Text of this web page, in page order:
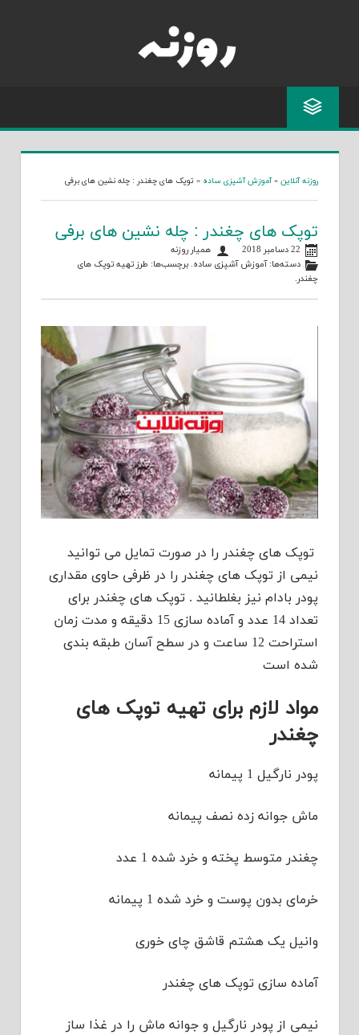
روزنه آنلاین »آموزش آشپزی ساده » توپک های چغندر : چله نشین های برفی
توپک های چغندر : چله نشین های برفی
22 دسامبر 2018
همیار روزنه
دسته‌ها:آموزش آشپزی ساده. برچسب‌ها: طرز تهیه توپک های
چغندر.
توپک های چغندر را در صورت تمایل می توانید
نیمی از توپک های چغندر را در ظرفی حاوی مقداری
پودر بادام نیز بغلطانید . توپک های چغندر برای
تعداد 14 عدد و آماده سازی 15 دقیقه و مدت زمان
استراحت 12 ساعت و در سطح آسان طبقه بندی
شده است
مواد لازم برای تهیه توپک های
چغندر
پودر نارگیل 1 پیمانه
ماش جوانه زده نصف پیمانه
چغندر متوسط پخته و خرد شده 1 عدد
خرمای بدون پوست و خرد شده 1 پیمانه
وانیل یک هشتم قاشق چای خوری
آماده سازی توپک های چغندر
نیمی از پودر نارگیل و جوانه ماش را در غذا ساز